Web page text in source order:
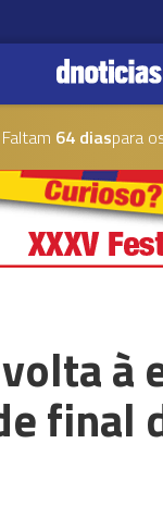
Faltam 64 diaspara
final